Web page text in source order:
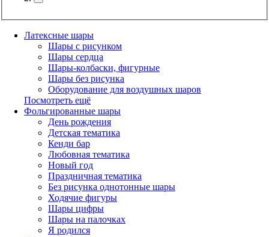
Латексные шары
Шары с рисунком
Шары сердца
Шары-колбаски, фигурные
Шары без рисунка
Оборудование для воздушных шаров
Посмотреть ещё
Фольгированные шары
День рождения
Детская тематика
Кенди бар
Любовная тематика
Новый год
Праздничная тематика
Без рисунка однотонные шары
Ходячие фигуры
Шары цифры
Шары на палочках
Я родился